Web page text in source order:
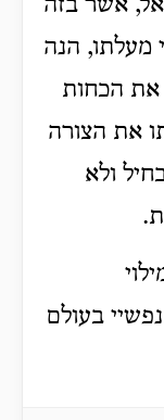
אשר בזה
מעלתו, הנה
את הכחות
את הצורה
ולא
בעולם